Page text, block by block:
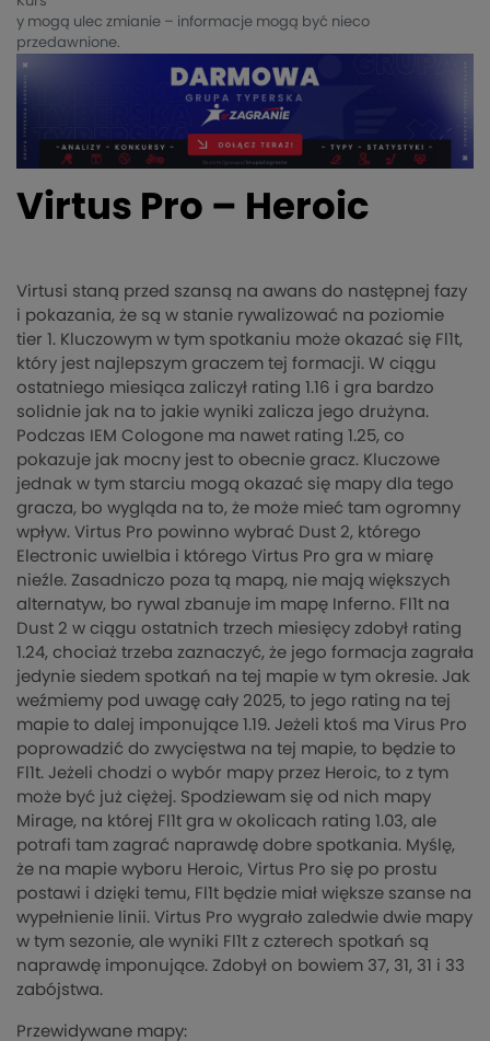
y mogą ulec zmianie – informacje mogą być nieco
przedawnione.
Virtus Pro – Heroic
Virtusi staną przed szansą na awans do następnej fazy
i pokazania, że są w stanie rywalizować na poziomie
tier 1. Kluczowym w tym spotkaniu może okazać się Fl1t,
który jest najlepszym graczem tej formacji. W ciągu
ostatniego miesiąca zaliczył rating 1.16 i gra bardzo
solidnie jak na to jakie wyniki zalicza jego drużyna.
Podczas IEM Cologone ma nawet rating 1.25, co
pokazuje jak mocny jest to obecnie gracz. Kluczowe
jednak w tym starciu mogą okazać się mapy dla tego
gracza, bo wygląda na to, że może mieć tam ogromny
wpływ. Virtus Pro powinno wybrać Dust 2, którego
Electronic uwielbia i którego Virtus Pro gra w miarę
nieźle. Zasadniczo poza tą mapą, nie mają większych
alternatyw, bo rywal zbanuje im mapę Inferno. Fl1t na
Dust 2 w ciągu ostatnich trzech miesięcy zdobył rating
1.24, chociaż trzeba zaznaczyć, że jego formacja zagrała
jedynie siedem spotkań na tej mapie w tym okresie. Jak
weźmiemy pod uwagę cały 2025, to jego rating na tej
mapie to dalej imponujące 1.19. Jeżeli ktoś ma Virus Pro
poprowadzić do zwycięstwa na tej mapie, to będzie to
Fl1t. Jeżeli chodzi o wybór mapy przez Heroic, to z tym
może być już ciężej. Spodziewam się od nich mapy
Mirage, na której Fl1t gra w okolicach rating 1.03, ale
potrafi tam zagrać naprawdę dobre spotkania. Myślę,
że na mapie wyboru Heroic, Virtus Pro się po prostu
postawi i dzięki temu, Fl1t będzie miał większe szanse na
wypełnienie linii. Virtus Pro wygrało zaledwie dwie mapy
w tym sezonie, ale wyniki Fl1t z czterech spotkań są
naprawdę imponujące. Zdobył on bowiem 37, 31, 31 i 33
zabójstwa.
Przewidywane mapy: